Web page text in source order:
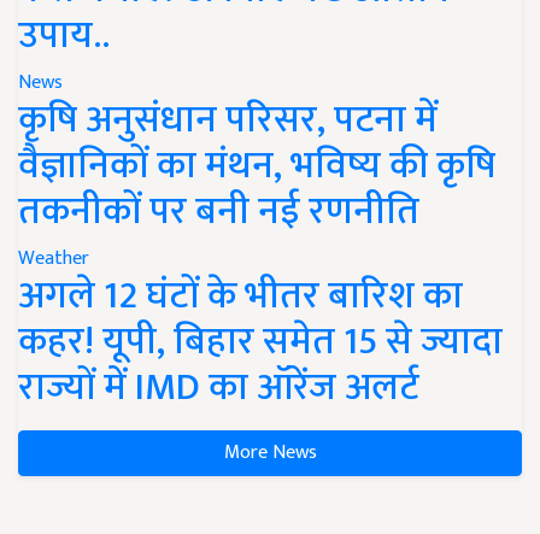
उपाय..
News
कृषि अनुसंधान परिसर, पटना में
वैज्ञानिकों का मंथन, भविष्य की कृषि
तकनीकों पर बनी नई रणनीति
Weather
अगले 12 घंटों के भीतर बारिश का
कहर! यूपी, बिहार समेत 15 से ज्यादा
राज्यों में IMD का ऑरेंज अलर्ट
More News